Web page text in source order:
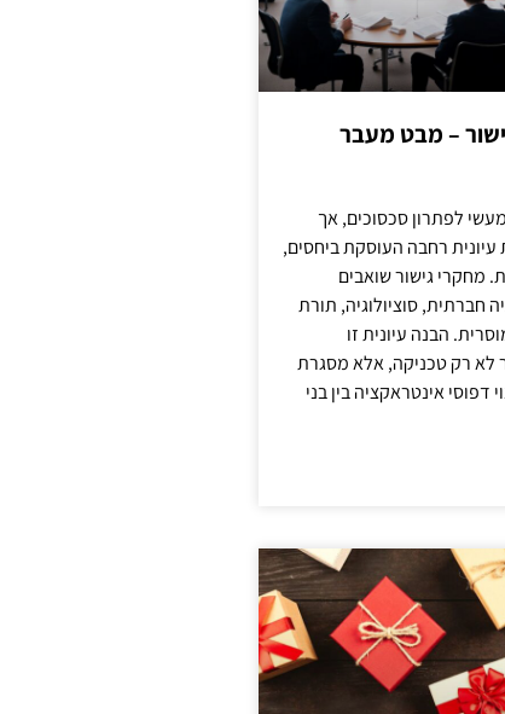
– מבט מעבר
לפתרון סכסוכים, אך
רחבה העוסקת ביחסים,
מחקרי גישור שואבים
חברתית, סוציולוגיה, תורת
הבנה עיונית זו
לא רק טכניקה, אלא מסגרת
אינטראקציה בין בני